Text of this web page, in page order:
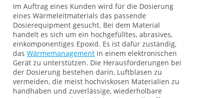
Im Auftrag eines Kunden wird für die Dosierung
eines Wärmeleitmaterials das passende
Dosierequipment gesucht. Bei dem Material
handelt es sich um ein hochgefülltes, abrasives,
einkomponentiges Epoxid. Es ist dafür zuständig,
dasWärmemanagement in einem elektronischen
Gerät zu unterstützen. Die Herausforderungen bei
der Dosierung bestehen darin, Luftblasen zu
vermeiden, die meist hochviskosen Materialien zu
handhaben und zuverlässige, wiederholbare